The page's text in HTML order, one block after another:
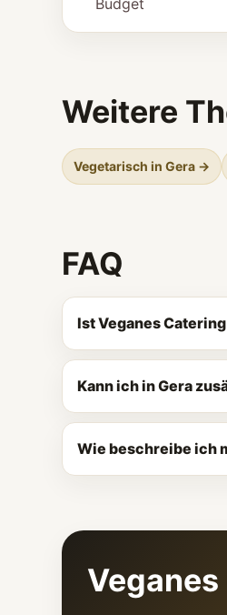
Budget
Weitere
Vegetarisch in Gera →
FAQ
Ist Veganes
Kann ich in Gera
Wie beschreibe ich